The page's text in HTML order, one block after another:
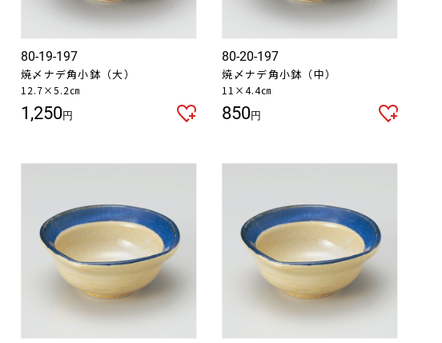
80-19-197
焼〆ナデ角小鉢（大）
12.7×5.2㎝
1,250円
80-20-197
焼〆ナデ角小鉢（中）
11×4.4㎝
850円